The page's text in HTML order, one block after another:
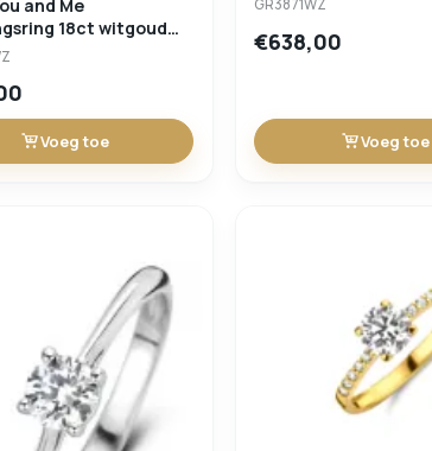
and Me
18ct witgoud
Voeg toe
GR3871WZ
€638,00
Voeg toe